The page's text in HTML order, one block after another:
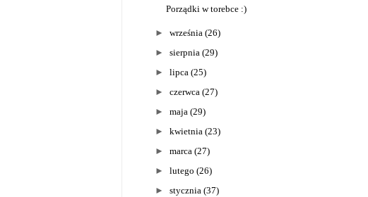
Porządki w torebce :)
► września (26)
► sierpnia (29)
► lipca (25)
► czerwca (27)
► maja (29)
► kwietnia (23)
► marca (27)
► lutego (26)
► stycznia (37)